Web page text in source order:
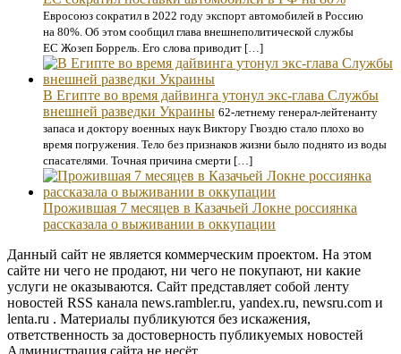
Евросоюз сократил в 2022 году экспорт автомобилей в Россию
на 80%. Об этом сообщил глава внешнеполитической службы
ЕС Жозеп Боррель. Его слова приводит […]
В Египте во время дайвинга утонул экс-глава Службы
внешней разведки Украины 62-летнему генерал-лейтенанту
запаса и доктору военных наук Виктору Гвоздю стало плохо во
время погружения. Тело без признаков жизни было поднято из воды
спасателями. Точная причина смерти […]
Прожившая 7 месяцев в Казачьей Локне россиянка
рассказала о выживании в оккупации
Данный сайт не является коммерческим проектом. На этом
сайте ни чего не продают, ни чего не покупают, ни какие
услуги не оказываются. Сайт представляет собой ленту
новостей RSS канала news.rambler.ru, yandex.ru, newsru.com и
lenta.ru . Материалы публикуются без искажения,
ответственность за достоверность публикуемых новостей
Администрация сайта не несёт.